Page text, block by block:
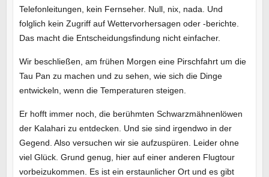
Telefonleitungen, kein Fernseher. Null, nix, nada. Und
folglich kein Zugriff auf Wettervorhersagen oder -berichte.
Das macht die Entscheidungsfindung nicht einfacher.
Wir beschließen, am frühen Morgen eine Pirschfahrt um die
Tau Pan zu machen und zu sehen, wie sich die Dinge
entwickeln, wenn die Temperaturen steigen.
Er hofft immer noch, die berühmten Schwarzmähnenlöwen
der Kalahari zu entdecken. Und sie sind irgendwo in der
Gegend. Also versuchen wir sie aufzuspüren. Leider ohne
viel Glück. Grund genug, hier auf einer anderen Flugtour
vorbeizukommen. Es ist ein erstaunlicher Ort und es gibt